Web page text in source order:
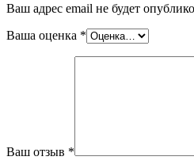
Ваш адрес email не будет
Ваша оценка *
Ваш отзыв *